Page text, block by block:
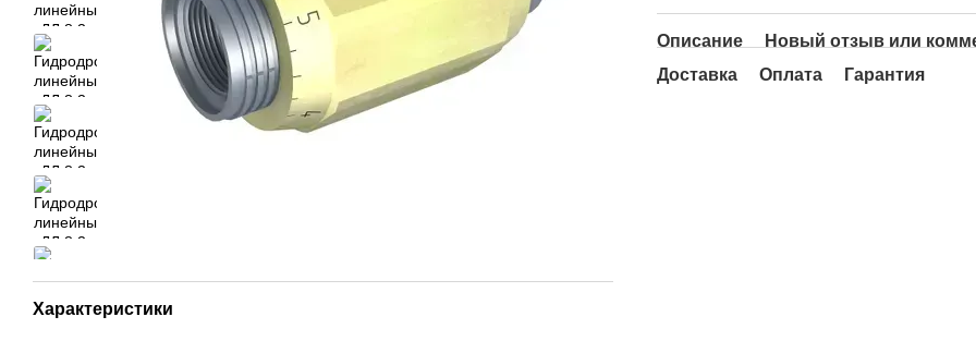
Характеристики
Описание
Новый отзыв или
Доставка
Оплата Гарантия